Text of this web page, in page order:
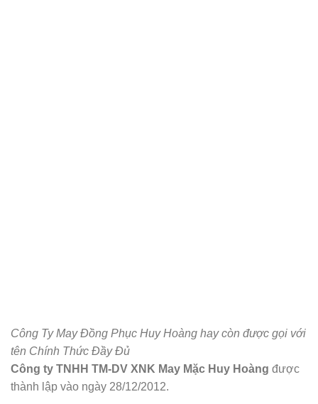
Công Ty May Đồng Phục Huy Hoàng hay còn được gọi với
tên Chính Thức Đầy Đủ
Công ty TNHH TM-DV XNK May Mặc Huy Hoàng được
thành lập vào ngày 28/12/2012.